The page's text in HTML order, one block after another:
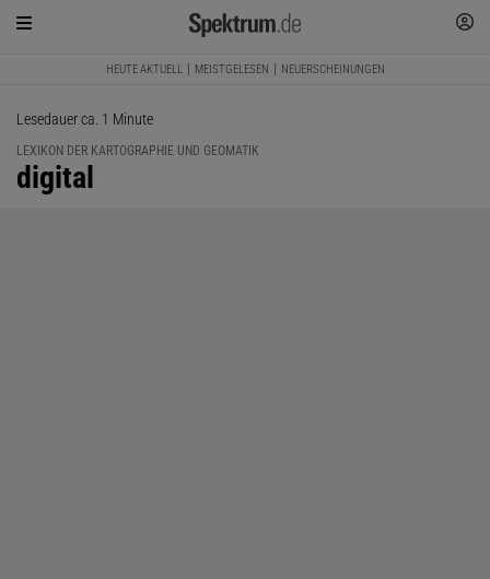
HEUTE AKTUELL MEISTGELESEN NEUERSCHEINUNGEN
Lesedauer ca. 1 Minute
LEXIKON DER KARTOGRAPHIE UND GEOMATIK
:
digital